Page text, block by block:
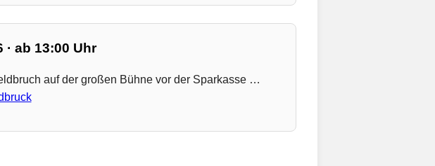
ab 13:00 Uhr
auf der großen Bühne vor der Sparkasse …